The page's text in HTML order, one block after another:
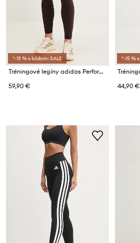
*-15 % s kódom: SALE
Tréningové legíny adidas Performance Optime
59,90 €
*-15 %
44,90 €